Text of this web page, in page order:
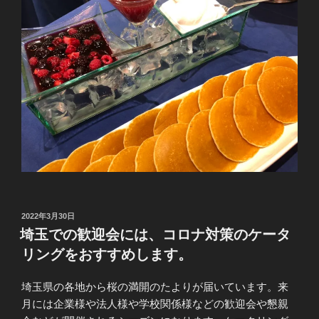
投
稿
日:
2022年3月30日
埼玉での歓迎会には、コロナ対策のケータ
リングをおすすめします。
埼玉県の各地から桜の満開のたよりが届いています。来
月には企業様や法人様や学校関係様などの歓迎会や懇親